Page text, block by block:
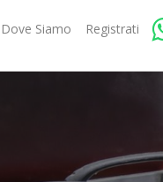
Dove Siamo Registrati